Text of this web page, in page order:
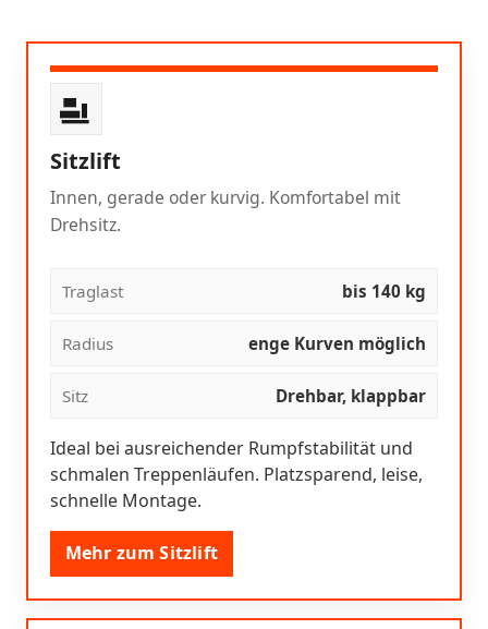
Sitzlift
Innen, gerade oder kurvig. Komfortabel mit
Drehsitz.
Traglast bis 140 kg
Radius enge Kurven möglich
Sitz Drehbar, klappbar
Ideal bei ausreichender Rumpfstabilität und
schmalen Treppenläufen. Platzsparend, leise,
schnelle Montage.
Mehr zum Sitzlift